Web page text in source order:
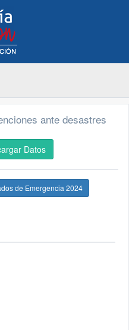
ante desastres
Datos
de Emergencia 2024